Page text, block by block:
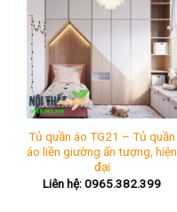
Tủ quần áo TG21 – Tủ quần
áo liền giường ấn tượng, hiện
đại
Liên hệ: 0965.382.399